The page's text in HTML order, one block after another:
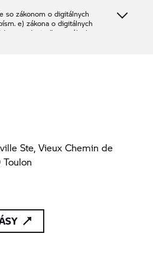
so zákonom o digitálnych
e) zákona o digitálnych
potvrdzuje, že ponúka len
Ste, Vieux Chemin de